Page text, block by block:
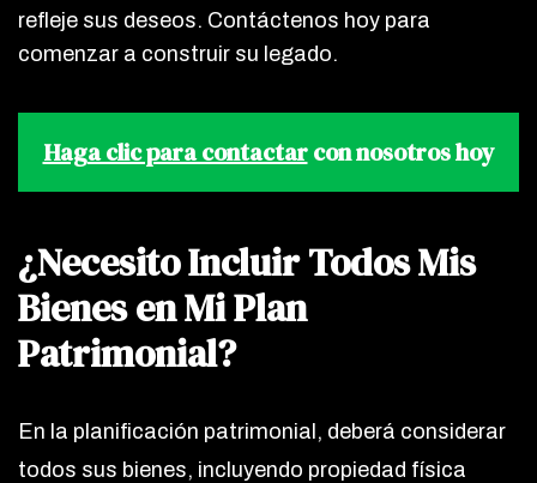
refleje sus deseos. Contáctenos hoy para
comenzar a construir su legado.
Haga clic para contactarcon nosotros hoy
¿Necesito Incluir Todos Mis
Bienes en Mi Plan
Patrimonial?
En la planificación patrimonial, deberá considerar
todos sus bienes, incluyendo propiedad física